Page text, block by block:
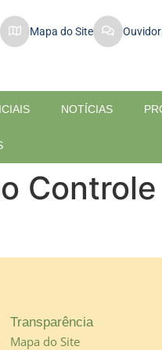
Mapa do Site
NOTÍCIAS
Transparência
Mapa do Site